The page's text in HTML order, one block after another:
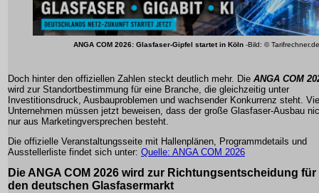
ANGA COM 2026: Glasfaser-Gipfel startet in Köln -Bild: © Tarifrechner.de
Doch hinter den offiziellen Zahlen steckt deutlich mehr. Die ANGA COM
wird zur Standortbestimmung für eine Branche, die gleichzeitig unter
Investitionsdruck, Ausbauproblemen und wachsender Konkurrenz steht.
Unternehmen müssen jetzt beweisen, dass der große Glasfaser-Ausbau
nur aus Marketingversprechen besteht.
Die offizielle Veranstaltungsseite mit Hallenplänen, Programmdetails und
Ausstellerliste findet sich unter: Quelle: ANGA COM 2026
Die ANGA COM 2026 wird zur Richtungsentscheidung für
den deutschen Glasfasermarkt